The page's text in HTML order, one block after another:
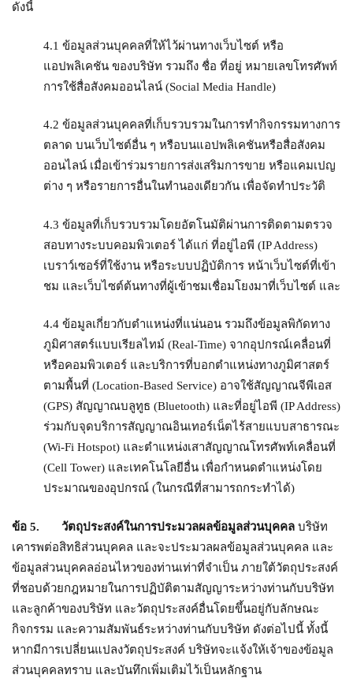
ดังนี้
4.1 ข้อมูลส่วนบุคคลที่ให้ไว้ผ่านทางเว็บไซต์ หรือ
แอปพลิเคชัน ของบริษัท รวมถึง ชื่อ ที่อยู่ หมายเลขโทรศัพท์
การใช้สื่อสังคมออนไลน์ (Social Media Handle)
4.2 ข้อมูลส่วนบุคคลที่เก็บรวบรวมในการทำกิจกรรมทางการ
ตลาด บนเว็บไซต์อื่น ๆ หรือบนแอปพลิเคชันหรือสื่อสังคม
ออนไลน์ เมื่อเข้าร่วมรายการส่งเสริมการขาย หรือแคมเปญ
ต่าง ๆ หรือรายการอื่นในทำนองเดียวกัน เพื่อจัดทำประวัติ
4.3 ข้อมูลที่เก็บรวบรวมโดยอัตโนมัติผ่านการติดตามตรวจ
สอบทางระบบคอมพิวเตอร์ ได้แก่ ที่อยู่ไอพี (IP Address)
เบราว์เซอร์ที่ใช้งาน หรือระบบปฏิบัติการ หน้าเว็บไซต์ที่เข้า
ชม และเว็บไซต์ต้นทางที่ผู้เข้าชมเชื่อมโยงมาที่เว็บไซต์ และ
4.4 ข้อมูลเกี่ยวกับตำแหน่งที่แน่นอน รวมถึงข้อมูลพิกัดทาง
ภูมิศาสตร์แบบเรียลไทม์ (Real-Time) จากอุปกรณ์เคลื่อนที่
หรือคอมพิวเตอร์ และบริการที่บอกตำแหน่งทางภูมิศาสตร์
ตามพื้นที่ (Location-Based Service) อาจใช้สัญญาณจีพีเอส
(GPS) สัญญาณบลูทูธ (Bluetooth) และที่อยู่ไอพี (IP Address)
ร่วมกับจุดบริการสัญญาณอินเทอร์เน็ตไร้สายแบบสาธารณะ
(Wi-Fi Hotspot) และตำแหน่งเสาสัญญาณโทรศัพท์เคลื่อนที่
(Cell Tower) และเทคโนโลยีอื่น เพื่อกำหนดตำแหน่งโดย
ประมาณของอุปกรณ์ (ในกรณีที่สามารถกระทำได้)
ข้อ 5. วัตถุประสงค์ในการประมวลผลข้อมูลส่วนบุคคล บริษัท
เคารพต่อสิทธิส่วนบุคคล และจะประมวลผลข้อมูลส่วนบุคคล และ
ข้อมูลส่วนบุคคลอ่อนไหวของท่านเท่าที่จำเป็น ภายใต้วัตถุประสงค์
ที่ชอบด้วยกฎหมายในการปฏิบัติตามสัญญาระหว่างท่านกับบริษัท
และลูกค้าของบริษัท และวัตถุประสงค์อื่นโดยขึ้นอยู่กับลักษณะ
กิจกรรม และความสัมพันธ์ระหว่างท่านกับบริษัท ดังต่อไปนี้ ทั้งนี้
หากมีการเปลี่ยนแปลงวัตถุประสงค์ บริษัทจะแจ้งให้เจ้าของข้อมูล
ส่วนบุคคลทราบ และบันทึกเพิ่มเติมไว้เป็นหลักฐาน